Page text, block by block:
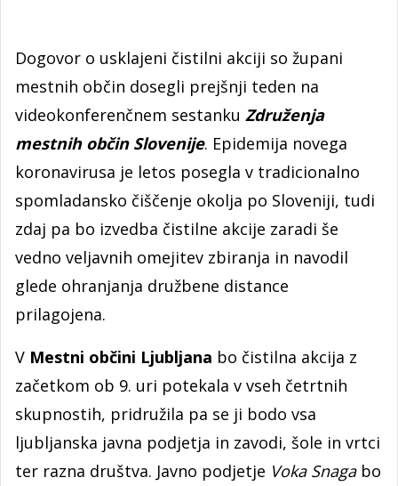
Dogovor o usklajeni čistilni akciji so župani
mestnih občin dosegli prejšnji teden na
videokonferenčnem sestanku Združenja
mestnih občin Slovenije. Epidemija novega
koronavirusa je letos posegla v tradicionalno
spomladansko čiščenje okolja po Sloveniji, tudi
zdaj pa bo izvedba čistilne akcije zaradi še
vedno veljavnih omejitev zbiranja in navodil
glede ohranjanja družbene distance
prilagojena.
V Mestni občini Ljubljana bo čistilna akcija z
začetkom ob 9. uri potekala v vseh četrtnih
skupnostih, pridružila pa se ji bodo vsa
ljubljanska javna podjetja in zavodi, šole in vrtci
ter razna društva. Javno podjetje Voka Snagabo